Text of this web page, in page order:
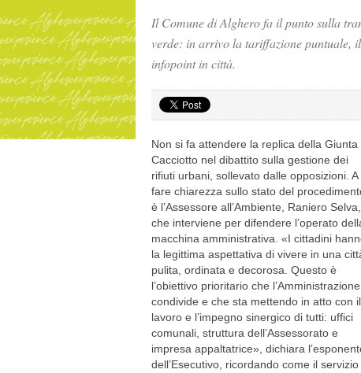
Il Comune di Alghero fa il punto sulla
verde: in arrivo la tariffazione puntuale,
infopoint in città.
Non si fa attendere la replica della Giunta
Cacciotto nel dibattito sulla gestione dei
rifiuti urbani, sollevato dalle opposizioni. A
fare chiarezza sullo stato del
è l’Assessore all’Ambiente, Raniero Selva,
che interviene per difendere l’operato
macchina amministrativa. «I cittadini
la legittima aspettativa di vivere in una
pulita, ordinata e decorosa. Questo è
l’obiettivo prioritario che l’Amministrazione
condivide e che sta mettendo in atto con il
lavoro e l’impegno sinergico di tutti: uffici
comunali, struttura dell’Assessorato e
impresa appaltatrice», dichiara
dell’Esecutivo, ricordando come il servizio